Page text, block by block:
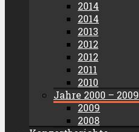
2014
2014
2013
2012
2012
2011
2010
Jahre 2000 – 2009
2009
2008